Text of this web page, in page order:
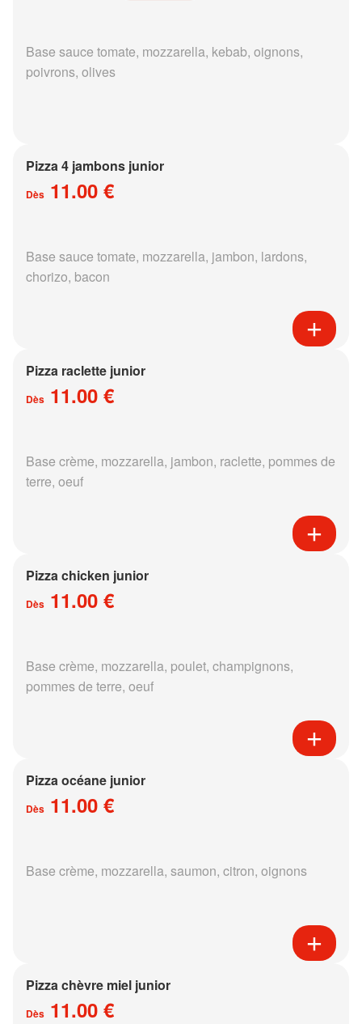
Base sauce tomate, mozzarella, kebab, oignons,
poivrons, olives
Pizza 4 jambons junior
Dès 11.00 €
Base sauce tomate, mozzarella, jambon, lardons,
chorizo, bacon
Pizza raclette junior
Dès 11.00 €
Base crème, mozzarella, jambon, raclette, pommes de
terre, oeuf
Pizza chicken junior
Dès 11.00 €
Base crème, mozzarella, poulet, champignons,
pommes de terre, oeuf
Pizza océane junior
Dès 11.00 €
Base crème, mozzarella, saumon, citron, oignons
Pizza chèvre miel junior
Dès 11.00 €